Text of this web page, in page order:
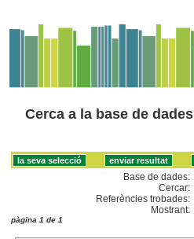
Cerca a la base de dades
Base de dades:
Cercar:
Referències trobades:
Mostrant:
pàgina 1 de 1